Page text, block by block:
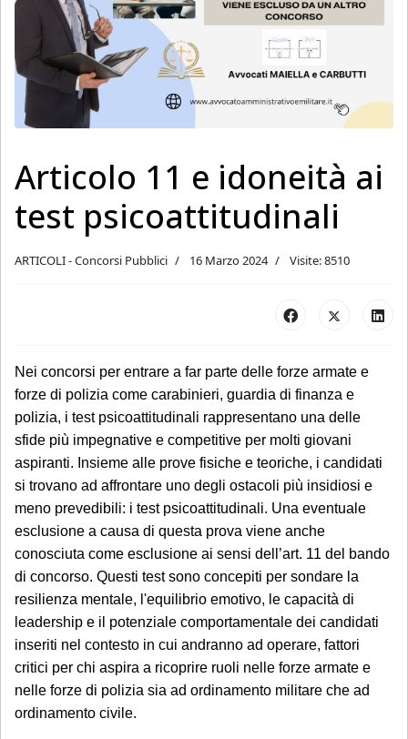
Articolo 11 e idoneità ai
test psicoattitudinali
ARTICOLI - Concorsi Pubblici 16 Marzo 2024 Visite: 8510
Nei concorsi per entrare a far parte delle forze armate e
forze di polizia come carabinieri, guardia di finanza e
polizia, i test psicoattitudinali rappresentano una delle
sfide più impegnative e competitive per molti giovani
aspiranti. Insieme alle prove fisiche e teoriche, i candidati
si trovano ad affrontare uno degli ostacoli più insidiosi e
meno prevedibili: i test psicoattitudinali. Una eventuale
esclusione a causa di questa prova viene anche
conosciuta come esclusione ai sensi dell’art. 11 del bando
di concorso. Questi test sono concepiti per sondare la
resilienza mentale, l'equilibrio emotivo, le capacità di
leadership e il potenziale comportamentale dei candidati
inseriti nel contesto in cui andranno ad operare, fattori
critici per chi aspira a ricoprire ruoli nelle forze armate e
nelle forze di polizia sia ad ordinamento militare che ad
ordinamento civile.